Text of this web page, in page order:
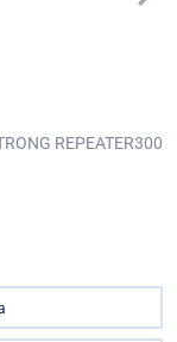
REPEATER300